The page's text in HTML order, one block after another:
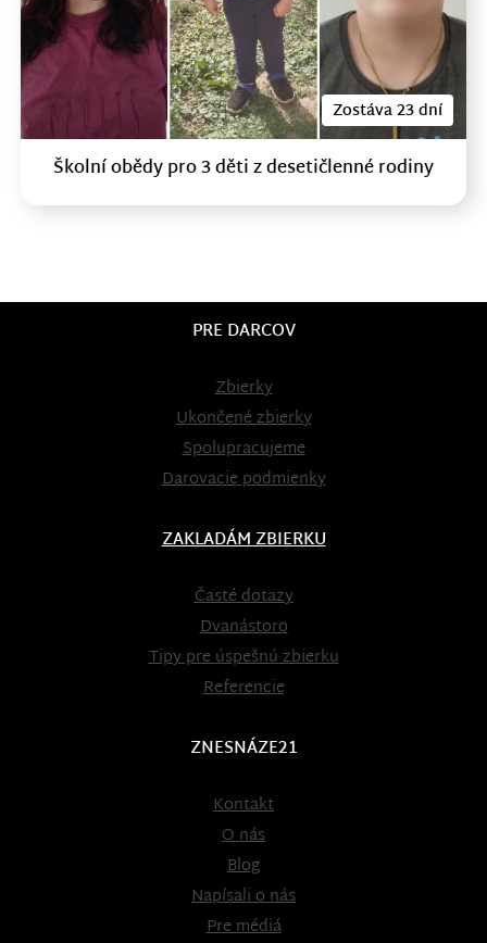
Zostáva 23 dní
Školní obědy pro 3 děti z desetičlenné rodiny
PRE DARCOV
Zbierky
Ukončené zbierky
Spolupracujeme
Darovacie podmienky
ZAKLADÁM ZBIERKU
Časté dotazy
Dvanástoro
Tipy pre úspešnú zbierku
Referencie
ZNESNÁZE21
Kontakt
O nás
Blog
Napísali o nás
Pre médiá